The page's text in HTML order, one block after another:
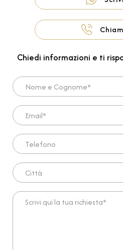
Chiedi informazioni e ti
Nome e Cognome*
Email*
Telefono
Città
Scrivi qui la tua richiesta*